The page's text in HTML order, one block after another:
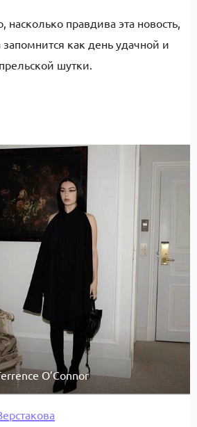
насколько правдива эта новость,
как день удачной и
шутки.
O’Connor